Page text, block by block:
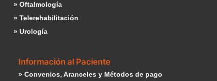
» Oftalmología
» Telerehabilitación
» Urología
Información al Paciente
» Convenios, Aranceles y Métodos de pago